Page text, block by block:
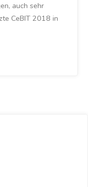
auch sehr
CeBIT 2018 in